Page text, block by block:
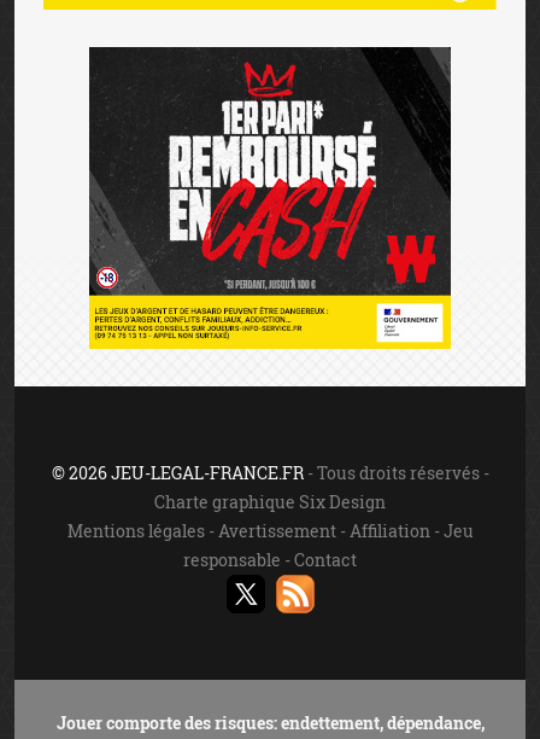
© 2026 JEU-LEGAL-FRANCE.FR- Tous droits réservés -
Charte graphique Six Design
Mentions légales- Avertissement- Affiliation -Jeu
responsable -Contact
Jouer comporte des risques: endettement, dépendance,